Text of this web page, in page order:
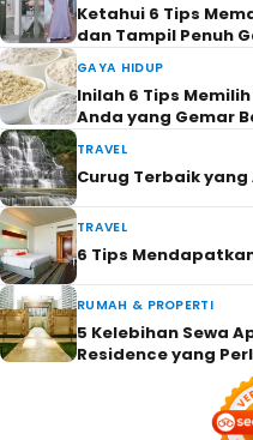
Ketahui 6 Tips
dan Tampil Penuh
GAYA HIDUP
Inilah 6 Tips
Anda yang Gemar
TRAVEL
Curug Terbaik
TRAVEL
6 Tips
RUMAH & PROPERTI
5 Kelebihan Sewa
Residence yang